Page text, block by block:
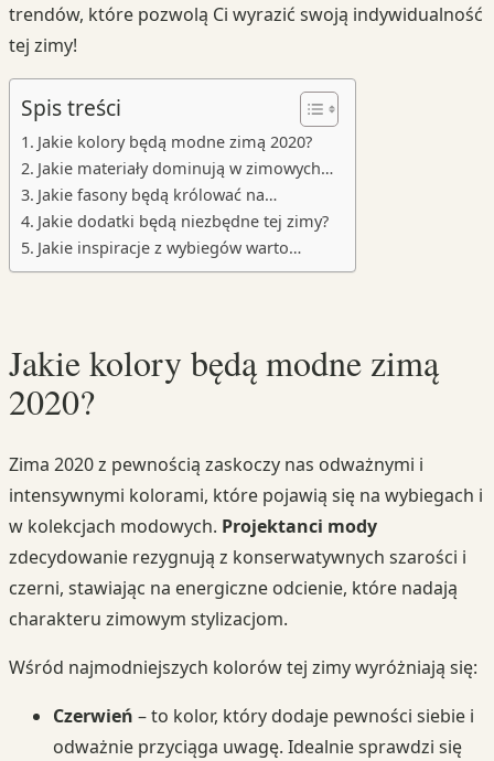
trendów, które pozwolą Ci wyrazić swoją indywidualność
tej zimy!
Spis treści
Jakie kolory będą modne zimą 2020?
Jakie materiały dominują w zimowych…
Jakie fasony będą królować na…
Jakie dodatki będą niezbędne tej zimy?
Jakie inspiracje z wybiegów warto…
Jakie kolory będą modne zimą
2020?
Zima 2020 z pewnością zaskoczy nas odważnymi i
intensywnymi kolorami, które pojawią się na wybiegach i
w kolekcjach modowych. Projektanci mody
zdecydowanie rezygnują z konserwatywnych szarości i
czerni, stawiając na energiczne odcienie, które nadają
charakteru zimowym stylizacjom.
Wśród najmodniejszych kolorów tej zimy wyróżniają się:
Czerwień – to kolor, który dodaje pewności siebie i
odważnie przyciąga uwagę. Idealnie sprawdzi się